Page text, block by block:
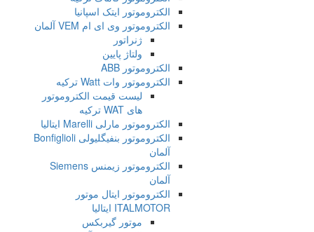
الکتروموتور ایتک اسپانیا
الکتروموتور وی ای ام VEM آلمان
ژنراتور
ولتاژ پایین
الکتروموتور ABB
الکتروموتور وات Watt ترکیه
لیست قیمت الکتروموتور
های WAT ترکیه
الکتروموتور مارلی Marelli ایتالیا
الکتروموتور بنفیگلیولی Bonfiglioli
آلمان
الکتروموتور زیمنس Siemens
آلمان
الکتروموتور ایتال موتور
ITALMOTOR ایتالیا
موتور گیربکس